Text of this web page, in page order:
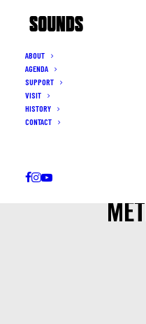
ABOUT
AGENDA
SUPPORT
VISIT
HISTORY
CONTACT